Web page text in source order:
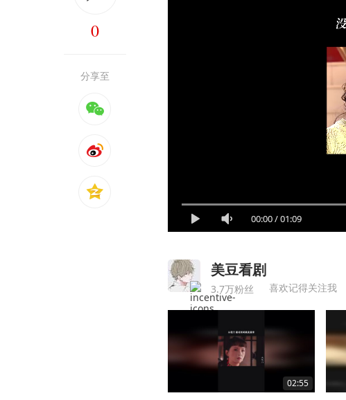
0
分享至
00:00/01:09
美豆看剧
3.7万粉丝 喜欢记得关注我
02:55